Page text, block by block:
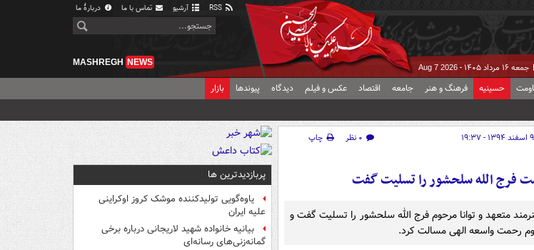
آرشیو تماس با ما دربارهٔ ما
جمعه ۱۶ مرداد ۱۴۰۵ - Aug 7 2026
MASHREGH NEWS
حسینیه فرهنگ و هنر جامعه اقتصاد عکس و فیلم دیدگاه پیوندها بازار
۹ اسفند ۱۳۹۴ - ۱۹:۳۷ ۰ نظر
چاپ
فرج الله سلحشور را تسلیت گفت
متعهد و توانا مرحوم فرج الله سلحشور را تسلیت گفت و
رحمت واسعه الهی مسالت کرد.
پربازدیدترین ها
یاوه‌گویی تولیدکننده موشک کروز اوکراینی
علیه ایران
بیانیه خانواده شهید لاریجانی درباره برخی
گمانه‌زنی‌های رسانه‌ای